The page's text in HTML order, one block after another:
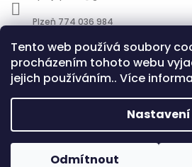
Tento web používá soubory
procházením tohoto webu
jejich používáním.. Více
Nastavení
Odmítnout
od jednoho odstínu, prosím, ověřte
Plzeň 774 036 984
Praha 777 088 184
http://www.facebook.com/
@sprejeplzen.cz
Vytvořil ShoptetCopyright 2026